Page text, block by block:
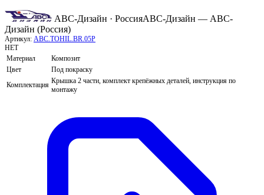
АВС-Дизайн · РоссияАВС-Дизайн — АВС-
Дизайн (Россия)
Артикул: ABC.TOHIL.BR.05P
НЕТ
Материал
Композит
Цвет
Под покраску
Комплектация Крышка 2 части, комплект крепёжных деталей, инструкция по
монтажу